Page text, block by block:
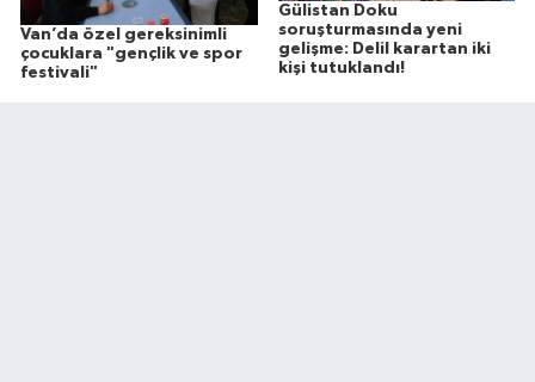
Van’da özel gereksinimli
çocuklara "gençlik ve spor
festivali"
Gülistan Doku
soruşturmasında yeni
gelişme: Delil karartan iki
kişi tutuklandı!